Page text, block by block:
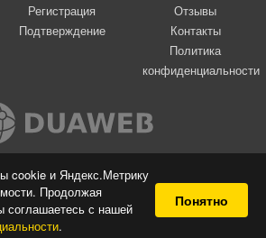
cookie и Яндекс.Метрику
Продолжая
соглашаетесь с нашей
.
Понятно
Регистрация
Подтверждение
Отзывы
Контакты
Политика
конфиденциальности
Вконтакте
© 2009-2026 Я-пою
сайт самовыражения